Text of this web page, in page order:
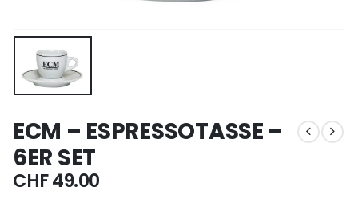
ECM – ESPRESSOTASSE –
6ER SET
CHF49.00